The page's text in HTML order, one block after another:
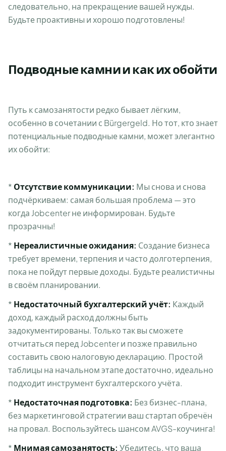
следовательно, на прекращение вашей нужды.
Будьте проактивны и хорошо подготовлены!
Подводные камни и как их обойти
Путь к самозанятости редко бывает лёгким,
особенно в сочетании с Bürgergeld. Но тот, кто знает
потенциальные подводные камни, может элегантно
их обойти:
* Отсутствие коммуникации: Мы снова и снова
подчёркиваем: самая большая проблема — это
когда Jobcenter не информирован. Будьте
прозрачны!
* Нереалистичные ожидания: Создание бизнеса
требует времени, терпения и часто долготерпения,
пока не пойдут первые доходы. Будьте реалистичны
в своём планировании.
* Недостаточный бухгалтерский учёт: Каждый
доход, каждый расход должны быть
задокументированы. Только так вы сможете
отчитаться перед Jobcenter и позже правильно
составить свою налоговую декларацию. Простой
таблицы на начальном этапе достаточно, идеально
подходит инструмент бухгалтерского учёта.
* Недостаточная подготовка: Без бизнес-плана,
без маркетинговой стратегии ваш стартап обречён
на провал. Воспользуйтесь шансом AVGS-коучинга!
* Мнимая самозанятость: Убедитесь, что ваша